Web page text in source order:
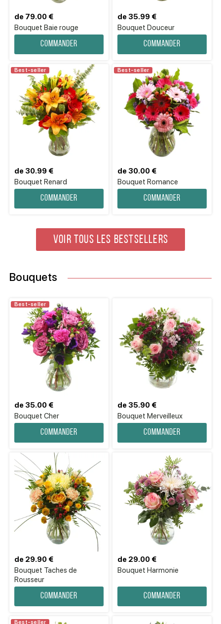
Bouquet Baie rouge
de 79.00 €
Commander
Bouquet Douceur
de 35.99 €
Commander
Best-seller
Bouquet Renard
de 30.99 €
Commander
Best-seller
Bouquet Romance
de 30.00 €
Commander
VOIR TOUS LES BESTSELLERS
Bouquets
Best-seller
Bouquet Cher
de 35.00 €
Commander
Bouquet Merveilleux
de 35.90 €
Commander
Bouquet Taches de
Rousseur
de 29.90 €
Commander
Bouquet Harmonie
de 29.00 €
Commander
Best-seller